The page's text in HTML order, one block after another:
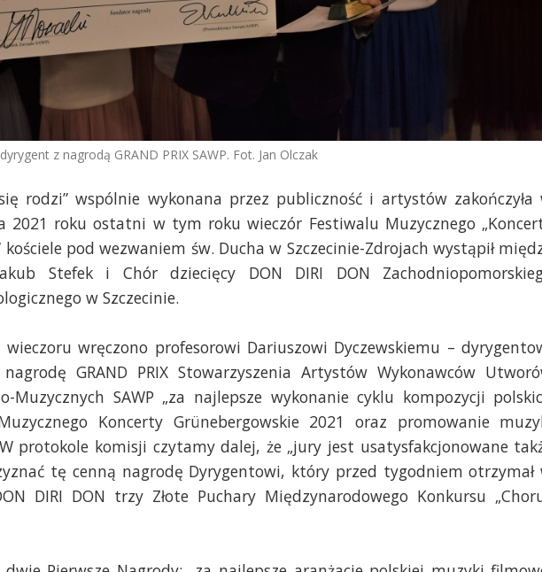
z nagrodą GRAND PRIX SAWP. Fot. Jan Olczak
rodzi” wspólnie wykonana przez publiczność i artystów zakończyła
2021 roku ostatni w tym roku wieczór Festiwalu Muzycznego
kościele pod wezwaniem św. Ducha w Szczecinie-Zdrojach wystąpił
Stefek i Chór dziecięcy DON DIRI DON
w Szczecinie.
wieczoru wręczono profesorowi Dariuszowi Dyczewskiemu –
nagrodę GRAND PRIX Stowarzyszenia Artystów Wykonawców
Muzycznych SAWP „za najlepsze wykonanie cyklu kompozycji
Koncerty Grünebergowskie 2021 oraz promowanie
protokole komisji czytamy dalej, że „jury jest usatysfakcjonowane
tę cenną nagrodę Dyrygentowi, który przed tygodniem otrzymał
DIRI DON trzy Złote Puchary Międzynarodowego Konkursu